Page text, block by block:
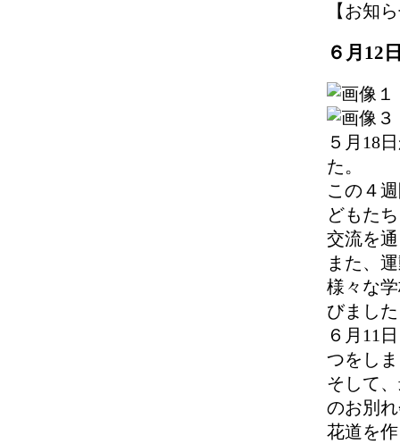
【お知
６月12
５月18
た。
この４
どもた
交流を
また、
様々な
びまし
６月11
つをし
そして
のお別
花道を